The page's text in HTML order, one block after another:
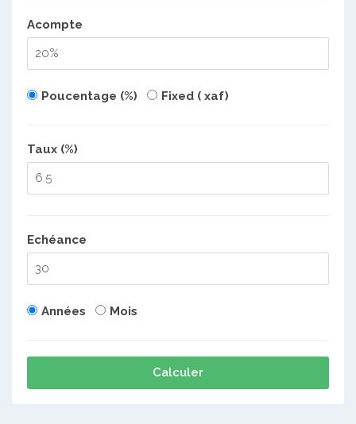
Acompte
Poucentage (%) Fixed ( xaf)
Taux (%)
Echéance
Années Mois
Calculer